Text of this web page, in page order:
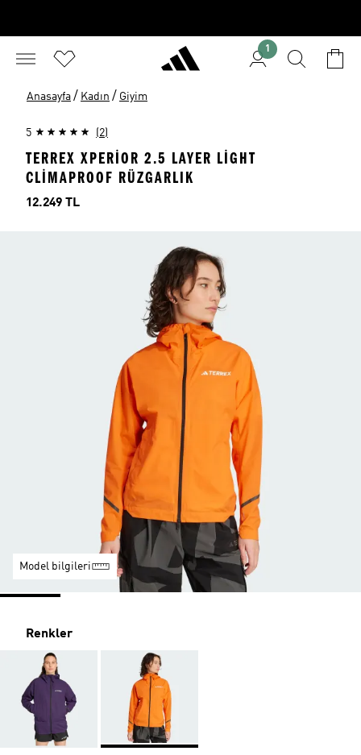
1
Anasayfa / Kadın / Giyim
5 (2)
TERREX XPERIOR 2.5 LAYER LIGHT
CLIMAPROOF RÜZGARLIK
Fiyat
12.249 TL
Model bilgileri
Renkler